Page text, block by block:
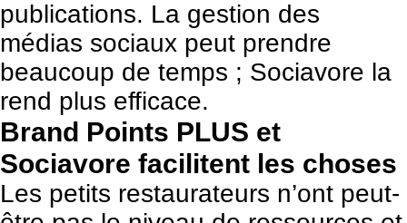
publications. La gestion des
médias sociaux peut prendre
beaucoup de temps ; Sociavore la
rend plus efficace.
Brand Points PLUS et
Sociavore facilitent les choses
Les petits restaurateurs n’ont peut-